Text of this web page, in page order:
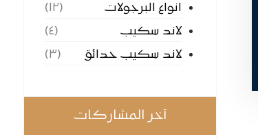
انواع البرجولات
(١٢)
لاند سكيب
(٤)
لاند سكيب حدائق
(٣)
آخر المشاركات